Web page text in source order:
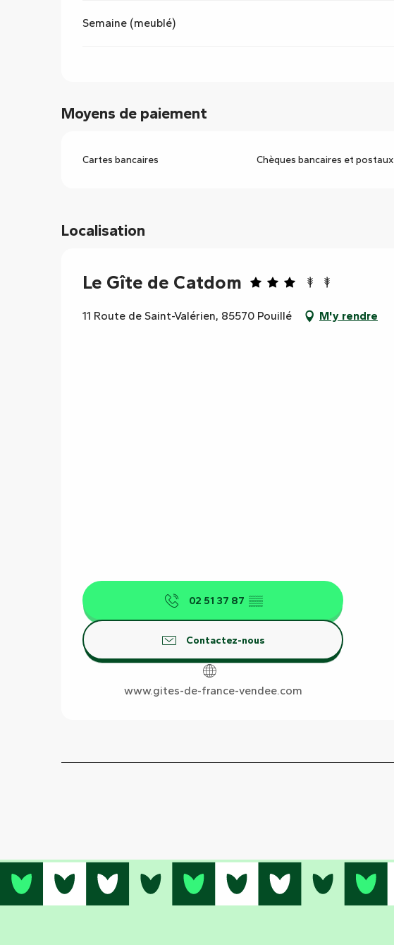
Semaine (meublé)
Moyens de paiement
Cartes bancaires Chèques bancaires et postaux
Localisation
Le Gîte de Catdom
11 Route de Saint-Valérien, 85570 Pouillé M'y rendre
02 51 37 87 ▒▒
Contactez-nous
www.gites-de-france-vendee.com